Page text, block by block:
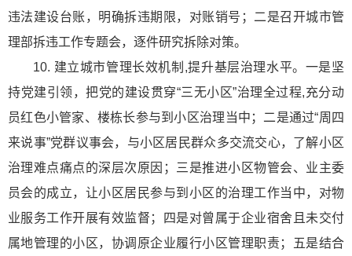
违法建设台账，明确拆违期限，对账销号；二是召开城市管
理部拆违工作专题会，逐件研究拆除对策。
10. 建立城市管理长效机制,提升基层治理水平。一是坚
持党建引领，把党的建设贯穿“三无小区”治理全过程,充分动
员红色小管家、楼栋长参与到小区治理当中；二是通过“周四
来说事”党群议事会，与小区居民群众多交流交心，了解小区
治理难点痛点的深层次原因；三是推进小区物管会、业主委
员会的成立，让小区居民参与到小区的治理工作当中，对物
业服务工作开展有效监督；四是对曾属于企业宿舍且未交付
属地管理的小区，协调原企业履行小区管理职责；五是结合